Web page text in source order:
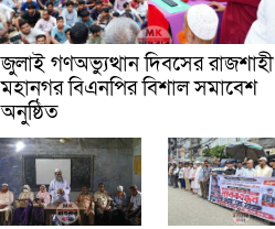
জুলাই গণঅভ্যুত্থান দিবসের রাজশাহী
মহানগর বিএনপির বিশাল সমাবেশ
অনুষ্ঠিত